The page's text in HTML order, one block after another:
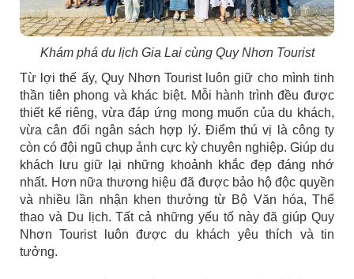
Khám phá du lịch Gia Lai cùng Quy Nhơn Tourist
Từ lợi thế ấy, Quy Nhơn Tourist luôn giữ cho mình tinh
thần tiên phong và khác biệt. Mỗi hành trình đều được
thiết kế riêng, vừa đáp ứng mong muốn của du khách,
vừa cân đối ngân sách hợp lý. Điểm thú vị là công ty
còn có đội ngũ chụp ảnh cực kỳ chuyên nghiệp. Giúp du
khách lưu giữ lại những khoảnh khắc đẹp đáng nhớ
nhất. Hơn nữa thương hiệu đã được bảo hộ độc quyền
và nhiều lần nhận khen thưởng từ Bộ Văn hóa, Thể
thao và Du lịch. Tất cả những yếu tố này đã giúp Quy
Nhơn Tourist
luôn được du khách yêu thích và tin
tưởng.